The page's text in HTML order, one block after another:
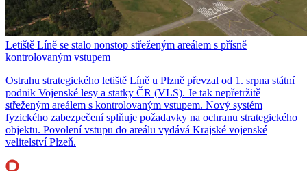
Letiště Líně se stalo nonstop střeženým areálem s přísně
kontrolovaným vstupem
Ostrahu strategického letiště Líně u Plzně převzal od 1. srpna státní
podnik Vojenské lesy a statky ČR (VLS). Je tak nepřetržitě
střeženým areálem s kontrolovaným vstupem. Nový systém
fyzického zabezpečení splňuje požadavky na ochranu strategického
objektu. Povolení vstupu do areálu vydává Krajské vojenské
velitelství Plzeň.